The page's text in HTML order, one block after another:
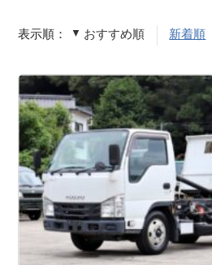
表示順： おすすめ順 新着順